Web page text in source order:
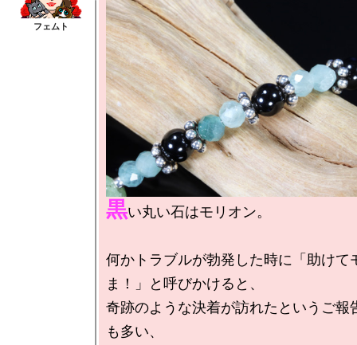
黒い丸い石はモリオン。
何かトラブルが勃発した時に「助けて
ま！」と呼びかけると、
奇跡のような決着が訪れたというご報
も多い、